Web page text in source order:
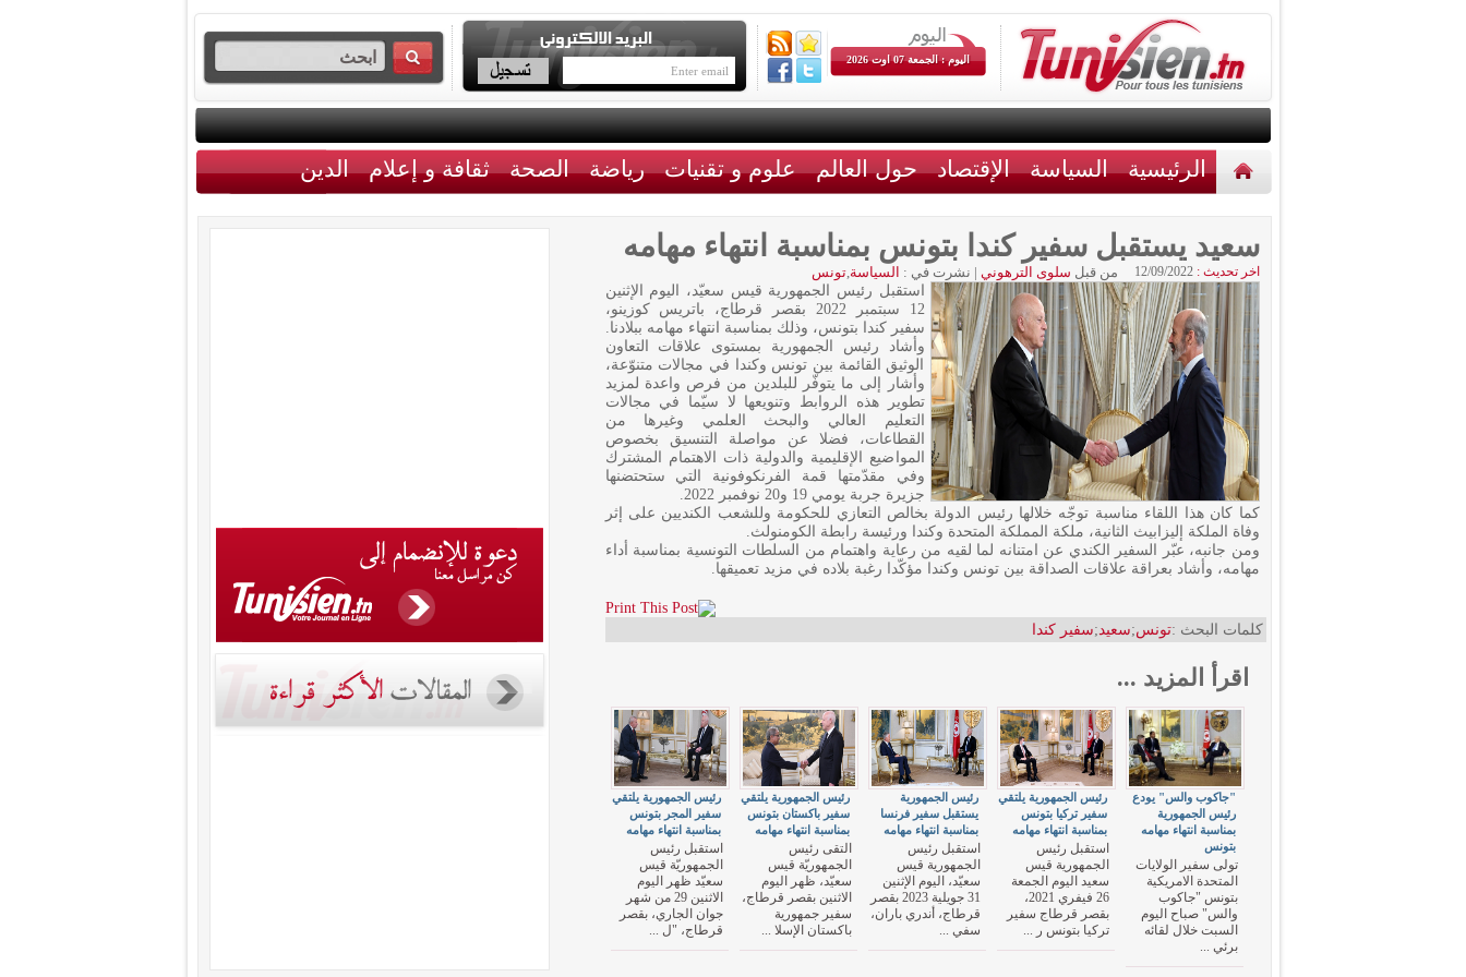
اليوم : الجمعة 07 اوت 2026
الرئيسية السياسة الإقتصاد حول العالم علوم و تقنيات رياضة الصحة ثقافة و إعلام الدين
سعيد يستقبل سفير كندا بتونس بمناسبة انتهاء مهامه
اخر تحديث : 12/09/2022 من قبل سلوى الترهوني | نشرت في : السياسة,تونس
استقبل رئيس الجمهورية قيس سعيّد، اليوم الإثنين
12 سبتمبر 2022 بقصر قرطاج، باتريس كوزينو،
سفير كندا بتونس، وذلك بمناسبة انتهاء مهامه ببلادنا.
وأشاد رئيس الجمهورية بمستوى علاقات التعاون
الوثيق القائمة بين تونس وكندا في مجالات متنوّعة،
وأشار إلى ما يتوفّر للبلدين من فرص واعدة لمزيد
تطوير هذه الروابط وتنويعها لا سيّما في مجالات
التعليم العالي والبحث العلمي وغيرها من
القطاعات، فضلا عن مواصلة التنسيق بخصوص
المواضيع الإقليمية والدولية ذات الاهتمام المشترك
وفي مقدّمتها قمة الفرنكوفونية التي ستحتضنها
جزيرة جربة يومي 19 و20 نوفمبر 2022.
كما كان هذا اللقاء مناسبة توجّه خلالها رئيس الدولة بخالص التعازي للحكومة وللشعب الكنديين على إثر
وفاة الملكة إليزابيث الثانية، ملكة المملكة المتحدة وكندا ورئيسة رابطة الكومنولث.
ومن جانبه، عبّر السفير الكندي عن امتنانه لما لقيه من رعاية واهتمام من السلطات التونسية بمناسبة أداء
مهامه، وأشاد بعراقة علاقات الصداقة بين تونس وكندا مؤكّدا رغبة بلاده في مزيد تعميقها.
كلمات البحث :تونس;سعيد;سفير كندا
اقرأ المزيد ...
رئيس الجمهورية يلتقي
سفير المجر بتونس
بمناسبة انتهاء مهامه
استقبل رئيس
الجمهوريّة قيس
سعيّد ظهر اليوم
الاثنين 29 من شهر
جوان الجاري، بقصر
قرطاج، "ل ...
رئيس الجمهورية يلتقي
سفير باكستان بتونس
بمناسبة انتهاء مهامه
التقى رئيس
الجمهوريّة قيس
سعيّد، ظهر اليوم
الاثنين بقصر قرطاج،
سفير جمهورية
باكستان الإسلا ...
رئيس الجمهورية
يستقبل سفير فرنسا
بمناسبة انتهاء مهامه
استقبل رئيس
الجمهورية قيس
سعيّد، اليوم الإثنين
31 جويلية 2023 بقصر
قرطاج، أندري باران،
سفي ...
رئيس الجمهورية يلتقي
سفير تركيا بتونس
بمناسبة انتهاء مهامه
استقبل رئيس
الجمهورية قيس
سعيد اليوم الجمعة
26 فيفري 2021،
بقصر قرطاج سفير
تركيا بتونس ر ...
"جاكوب والس" يودع
رئيس الجمهورية
بمناسبة انتهاء مهامه
بتونس
تولى سفير الولايات
المتحدة الامريكية
بتونس "جاكوب
والس" صباح اليوم
السبت خلال لقائه
برئي ...